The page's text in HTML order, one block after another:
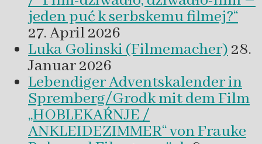
jeden puć k serbskemu filmej?“
27. April 2026
Luka Golinski (Filmemacher)28.
Januar 2026
Lebendiger Adventskalender in
Spremberg/Grodk mit dem Film
„HOBLEKAŔNJE /
ANKLEIDEZIMMER“ von Frauke